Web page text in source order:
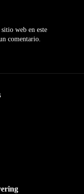
web en este
comentario.